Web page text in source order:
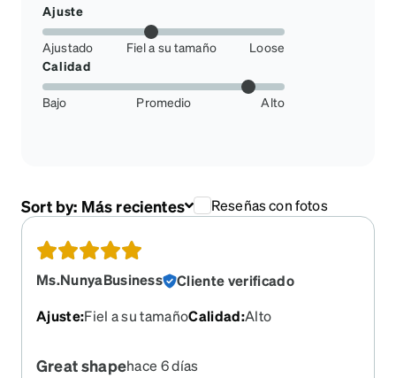
Ajuste
Ajustado Fiel a su tamaño
Loose
Calidad
Bajo Promedio Alto
Sort by: Más recientes Reseñas con fotos
Ms.NunyaBusiness
Cliente verificado
Ajuste:Fiel a su tamañoCalidad:Alto
Great shapehace 6 días